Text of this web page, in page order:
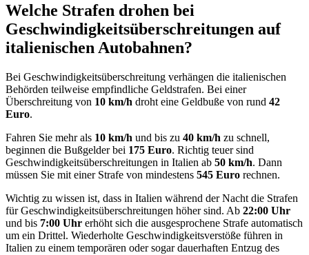
Welche Strafen drohen bei
Geschwindigkeitsüberschreitungen auf
italienischen Autobahnen?
Bei Geschwindigkeitsüberschreitung verhängen die italienischen
Behörden teilweise empfindliche Geldstrafen. Bei einer
Überschreitung von 10 km/h droht eine Geldbuße von rund 42
Euro.
Fahren Sie mehr als 10 km/h und bis zu 40 km/h zu schnell,
beginnen die Bußgelder bei 175 Euro. Richtig teuer sind
Geschwindigkeitsüberschreitungen in Italien ab 50 km/h. Dann
müssen Sie mit einer Strafe von mindestens 545 Euro rechnen.
Wichtig zu wissen ist, dass in Italien während der Nacht die Strafen
für Geschwindigkeitsüberschreitungen höher sind. Ab 22:00 Uhr
und bis 7:00 Uhr erhöht sich die ausgesprochene Strafe automatisch
um ein Drittel. Wiederholte Geschwindigkeitsverstöße führen in
Italien zu einem temporären oder sogar dauerhaften Entzug des